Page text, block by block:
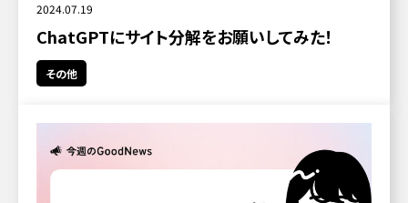
2024.07.19
ChatGPTにサイト分解をお願いしてみた！
その他